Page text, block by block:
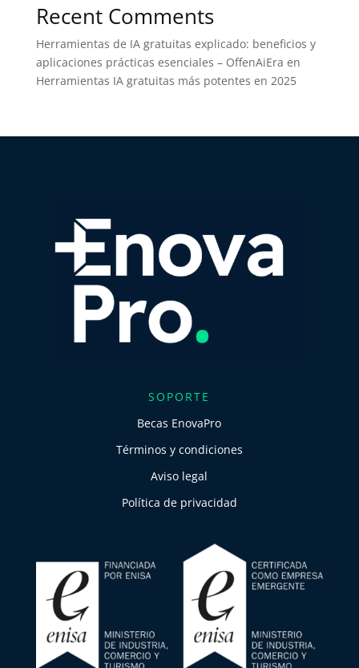
Recent Comments
Herramientas de IA gratuitas explicado: beneficios y
aplicaciones prácticas esenciales – OffenAiEra en
Herramientas IA gratuitas más potentes en 2025
SOPORTE
Becas EnovaPro
Términos y condiciones
Aviso legal
Política de privacidad